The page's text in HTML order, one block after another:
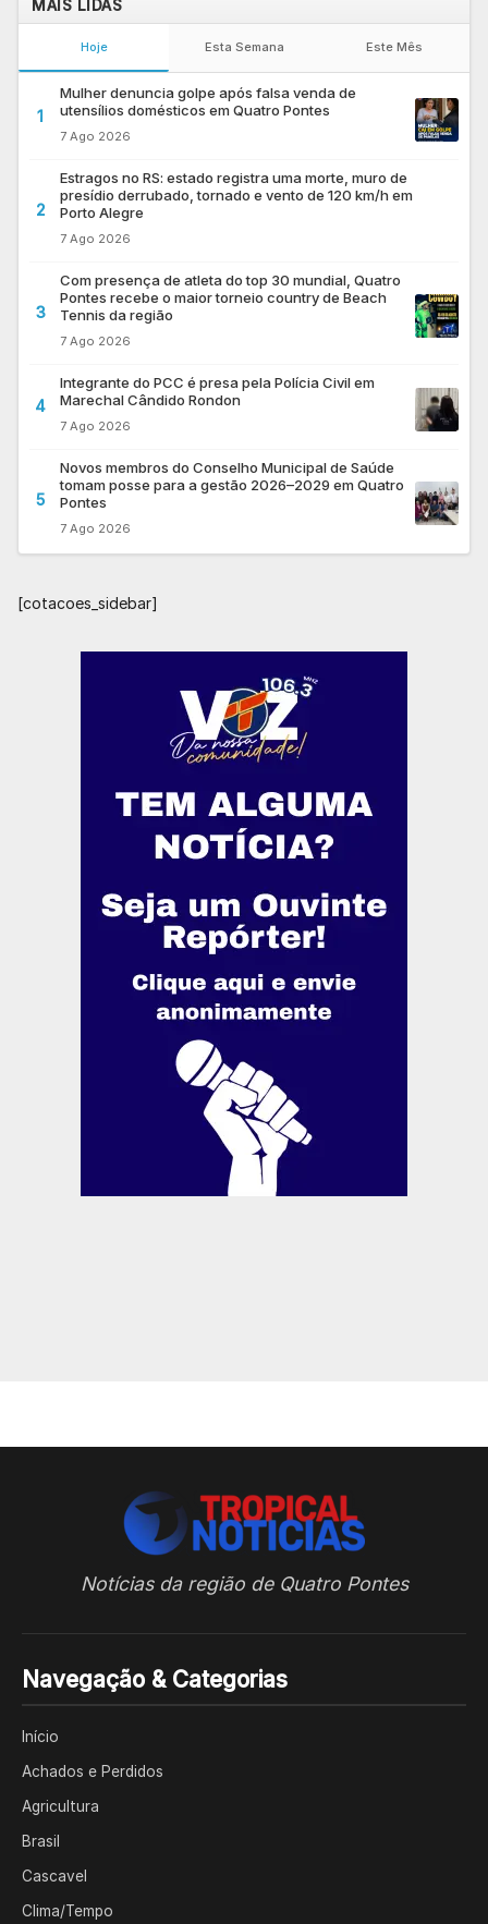
MAIS LIDAS
Hoje Esta Semana Este Mês
1
Mulher denuncia golpe após falsa venda de
utensílios domésticos em Quatro Pontes
7 Ago 2026
2
Estragos no RS: estado registra uma morte, muro de
presídio derrubado, tornado e vento de 120 km/h em
Porto Alegre
7 Ago 2026
3
Com presença de atleta do top 30 mundial, Quatro
Pontes recebe o maior torneio country de Beach
Tennis da região
7 Ago 2026
4
Integrante do PCC é presa pela Polícia Civil em
Marechal Cândido Rondon
7 Ago 2026
5
Novos membros do Conselho Municipal de Saúde
tomam posse para a gestão 2026–2029 em Quatro
Pontes
7 Ago 2026
[cotacoes_sidebar]
Notícias da região de Quatro Pontes
Navegação & Categorias
Início
Achados e Perdidos
Agricultura
Brasil
Cascavel
Clima/Tempo